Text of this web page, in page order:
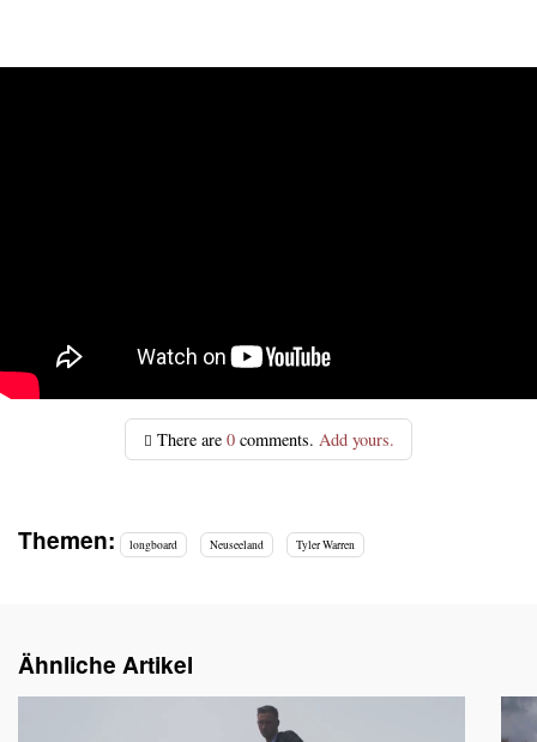
There are 0comments. Add yours.
Themen: longboard Neuseeland Tyler Warren
Ähnliche Artikel